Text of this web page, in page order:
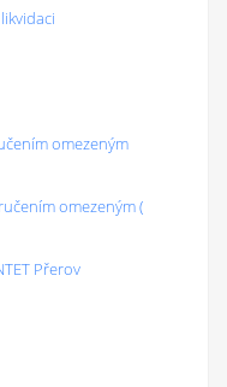
omezeným
omezeným (
Přerov